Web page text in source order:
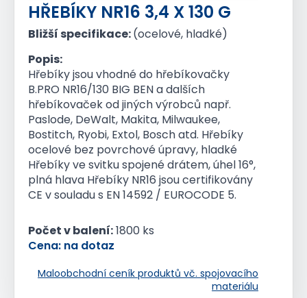
HŘEBÍKY NR16 3,4 X 130 G
Bližší specifikace:(ocelové, hladké)
Popis:
Hřebíky jsou vhodné do hřebíkovačky
B.PRO NR16/130 BIG BEN a dalších
hřebíkovaček od jiných výrobců např.
Paslode, DeWalt, Makita, Milwaukee,
Bostitch, Ryobi, Extol, Bosch atd. Hřebíky
ocelové bez povrchové úpravy, hladké
Hřebíky ve svitku spojené drátem, úhel 16°,
plná hlava Hřebíky NR16 jsou certifikovány
CE v souladu s EN 14592 / EUROCODE 5.
Počet v balení:1800 ks
Cena: na dotaz
Maloobchodní ceník produktů vč. spojovacího
materiálu